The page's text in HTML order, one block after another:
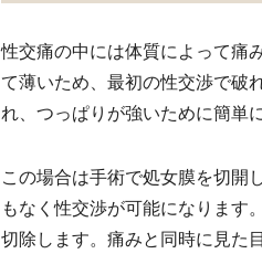
性交痛の中には体質によって痛
て薄いため、最初の性交渉で破
れ、つっぱりが強いために簡単
この場合は手術で処女膜を切開
もなく性交渉が可能になります
切除します。痛みと同時に見た